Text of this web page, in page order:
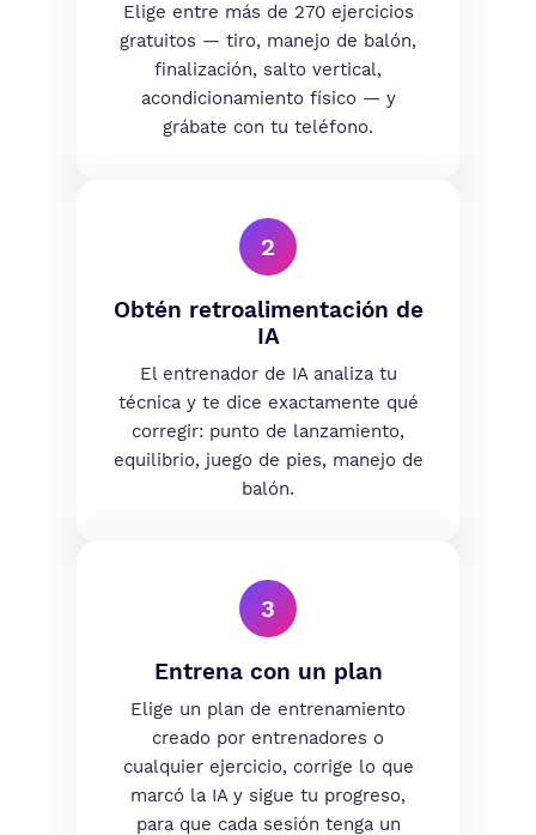
Elige entre más de 270 ejercicios
gratuitos — tiro, manejo de balón,
finalización, salto vertical,
acondicionamiento físico — y
grábate con tu teléfono.
2
Obtén retroalimentación de
IA
El entrenador de IA analiza tu
técnica y te dice exactamente qué
corregir: punto de lanzamiento,
equilibrio, juego de pies, manejo de
balón.
3
Entrena con un plan
Elige un plan de entrenamiento
creado por entrenadores o
cualquier ejercicio, corrige lo que
marcó la IA y sigue tu progreso,
para que cada sesión tenga un